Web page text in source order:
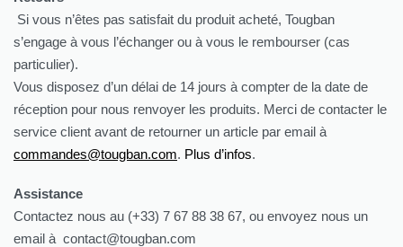
Si vous n’êtes pas satisfait du produit acheté, Tougban
s’engage à vous l’échanger ou à vous le rembourser (cas
particulier).
Vous disposez d’un délai de 14 jours à compter de la date de
réception pour nous renvoyer les produits. Merci de contacter le
service client avant de retourner un article par email à
commandes@tougban.com. Plus d’infos.
Assistance
Contactez nous au (+33) 7 67 88 38 67, ou envoyez nous un
email à contact@tougban.com